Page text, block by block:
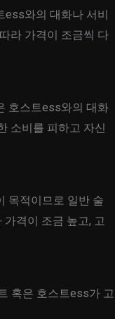
ess와의 대화나 서비
라 가격이 조금씩 다
호스트ess와의 대화
소비를 피하고 자신
목적이므로 일반 술
격이 조금 높고, 고
혹은 호스트ess가 고